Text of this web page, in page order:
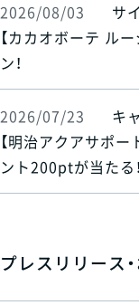
2026/08/03
サ
【カカオボーテ ル
ン！
2026/07/23
キ
【明治アクアサポ
ント200ptが当たる
プレスリリース